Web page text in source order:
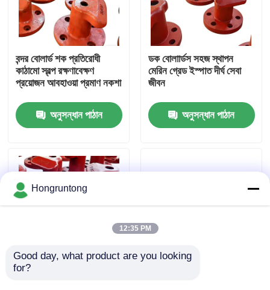
ভিডিও
আমাদের সম্পর্কে
কারখানা ভ্রমণ
গুণমান নিয়ন্ত্রণ
উদ্ধৃতির জন্য আবেদন
ডক রাবার ফেন্ডার
বন্দর বোলার্ড শক প্রতিরোধী
কাঠামো স্বল্প রক্ষণাবেক্ষণ
প্রয়োজন আবহাওয়া প্রমাণ নকশা
অনুসন্ধান পাঠান
ডক বোলাার্ডস সহজ স্থাপন
মেরিন গ্রেড ইস্পাত দীর্ঘ সেবা
জীবন
অনুসন্ধান পাঠান
নোঙর করার খুঁটি ভারী দায়িত্ব
Hongruntong
12:35 PM
Good day, what product are you looking
for?